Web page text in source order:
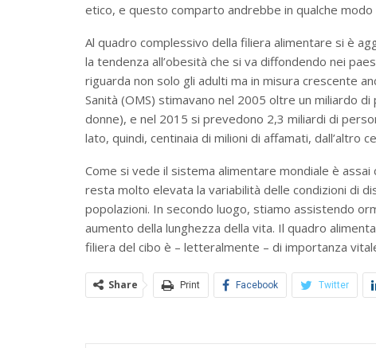
etico, e questo comparto andrebbe in qualche
Al quadro complessivo della filiera alimentare si è
la tendenza all’obesità che si va diffondendo nei
riguarda non solo gli adulti ma in misura crescente
Sanità (OMS) stimavano nel 2005 oltre un miliardo
donne), e nel 2015 si prevedono 2,3 miliardi di
lato, quindi, centinaia di milioni di affamati, dall’altro
Come si vede il sistema alimentare mondiale è
resta molto elevata la variabilità delle condizioni di
popolazioni. In secondo luogo, stiamo assistendo
aumento della lunghezza della vita. Il quadro
filiera del cibo è – letteralmente – di importanza
Share Print Facebook Twitter